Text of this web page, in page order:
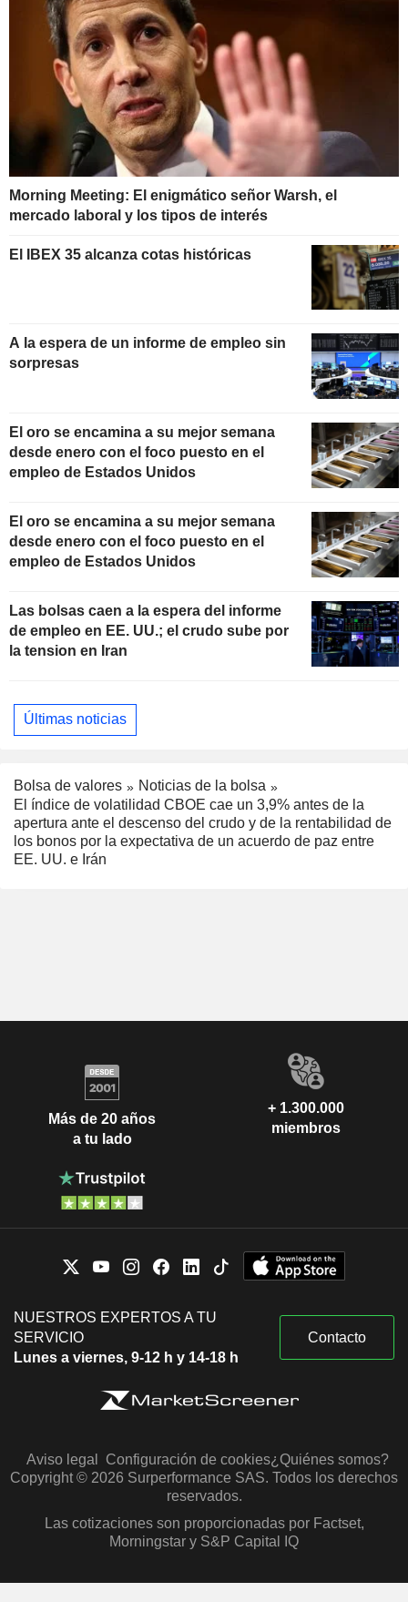
Morning Meeting: El enigmático señor Warsh, el
mercado laboral y los tipos de interés
El IBEX 35 alcanza cotas históricas
A la espera de un informe de empleo sin
sorpresas
El oro se encamina a su mejor semana
desde enero con el foco puesto en el
empleo de Estados Unidos
El oro se encamina a su mejor semana
desde enero con el foco puesto en el
empleo de Estados Unidos
Las bolsas caen a la espera del informe
de empleo en EE. UU.; el crudo sube por
la tension en Iran
Últimas noticias
Bolsa de valores
Noticias de la bolsa
El índice de volatilidad CBOE cae un 3,9% antes de la
apertura ante el descenso del crudo y de la rentabilidad de
los bonos por la expectativa de un acuerdo de paz entre
EE. UU. e Irán
Más de 20 años
a tu lado
+ 1.300.000
miembros
NUESTROS EXPERTOS A TU
SERVICIO
Lunes a viernes, 9-12 h y 14-18 h
Contacto
Aviso legal Configuración de cookies¿Quiénes somos?
Copyright © 2026 Surperformance SAS. Todos los derechos
reservados.
Las cotizaciones son proporcionadas por Factset,
Morningstar y S&P Capital IQ